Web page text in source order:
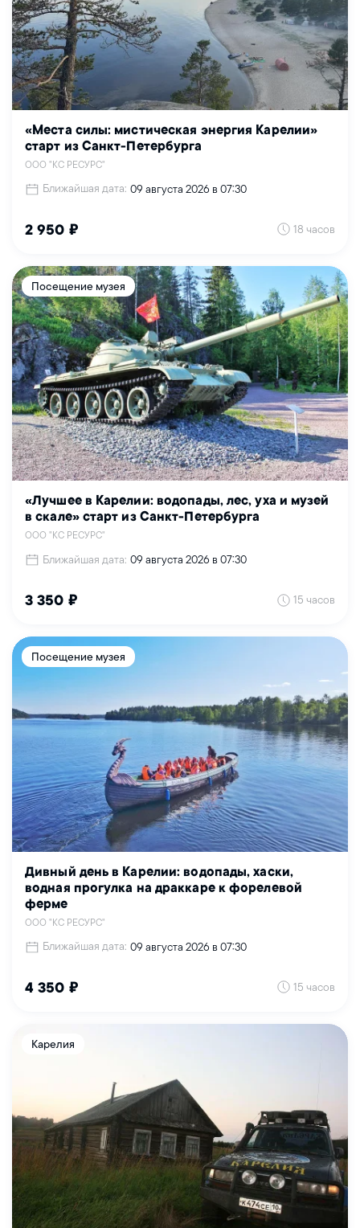
«Места силы: мистическая энергия Карелии»
старт из Санкт-Петербурга
ООО "КС РЕСУРС"
Ближайшая дата: 09 августа 2026 в 07:30
2 950 ₽ 18 часов
Посещение музея
«Лучшее в Карелии: водопады, лес, уха и музей
в скале» старт из Санкт-Петербурга
ООО "КС РЕСУРС"
Ближайшая дата: 09 августа 2026 в 07:30
3 350 ₽ 15 часов
Посещение музея
Дивный день в Карелии: водопады, хаски,
водная прогулка на драккаре к форелевой
ферме
ООО "КС РЕСУРС"
Ближайшая дата: 09 августа 2026 в 07:30
4 350 ₽ 15 часов
Карелия